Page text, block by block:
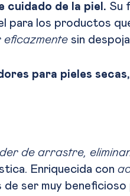
cuidado de la piel. Su
para los productos
sin
para pieles
de arrastre,
Enriquecida con
de ser muy